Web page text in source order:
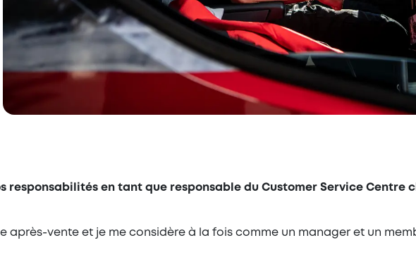
responsabilités en tant que responsable du Customer Service Centre
après-vente et je me considère à la fois comme un manager et un